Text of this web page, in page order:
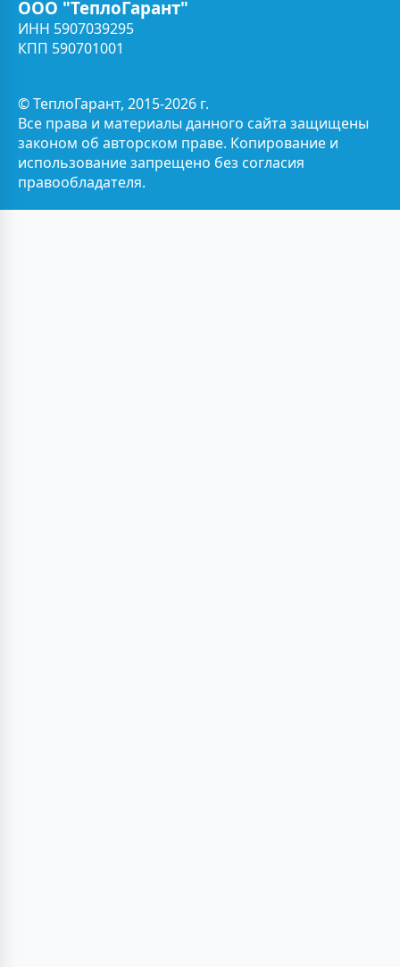
ООО "ТеплоГарант"
ИНН 5907039295
КПП 590701001
© ТеплоГарант, 2015-2026 г.
Все права и материалы данного сайта защищены
законом об авторском праве. Копирование и
использование запрещено без согласия
правообладателя.